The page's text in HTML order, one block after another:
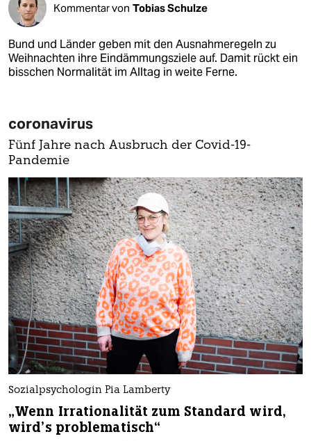
Kommentar von Tobias Schulze
Bund und Länder geben mit den Ausnahme­regeln zu
Weihnachten ihre Eindämmungsziele auf. Damit rückt ein
bisschen Normalität im Alltag in weite Ferne.
coronavirus
Fünf Jahre nach Ausbruch der Covid-19-
Pandemie
Sozialpsychologin Pia Lamberty
„Wenn Irrationalität zum Standard wird,
wird’s problematisch“